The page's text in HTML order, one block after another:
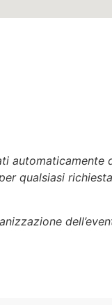
qualsiasi